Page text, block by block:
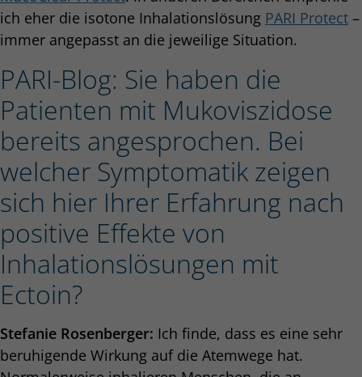
ich eher die isotone Inhalationslösung PARI Protect –
immer angepasst an die jeweilige Situation.
PARI-Blog: Sie haben die
Patienten mit Mukoviszidose
bereits angesprochen. Bei
welcher Symptomatik zeigen
sich hier Ihrer Erfahrung nach
positive Effekte von
Inhalationslösungen mit
Ectoin?
Stefanie Rosenberger: Ich finde, dass es eine sehr
beruhigende Wirkung auf die Atemwege hat.